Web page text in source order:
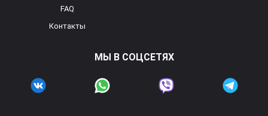
FAQ
Контакты
МЫ В СОЦСЕТЯХ